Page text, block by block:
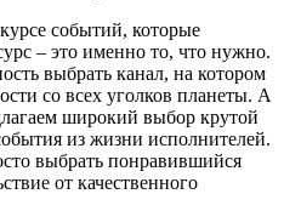
событий, которые
– это именно то, что нужно.
выбрать канал, на котором
со всех уголков планеты. А
широкий выбор крутой
из жизни исполнителей.
выбрать понравившийся
от качественного